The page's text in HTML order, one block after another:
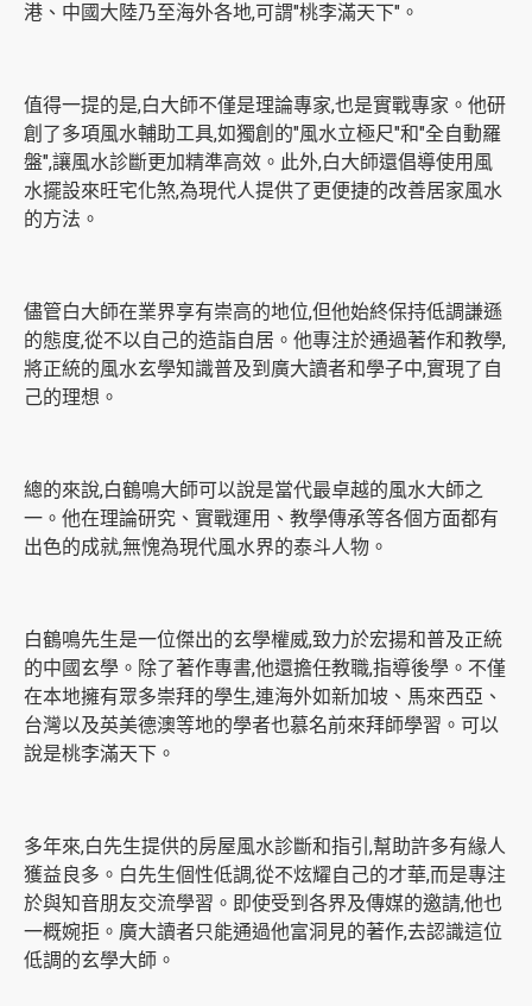
港、中國大陸乃至海外各地,可謂"桃李滿天下"。
值得一提的是,白大師不僅是理論專家,也是實戰專家。他研
創了多項風水輔助工具,如獨創的"風水立極尺"和"全自動羅
盤",讓風水診斷更加精準高效。此外,白大師還倡導使用風
水擺設來旺宅化煞,為現代人提供了更便捷的改善居家風水
的方法。
儘管白大師在業界享有崇高的地位,但他始終保持低調謙遜
的態度,從不以自己的造詣自居。他專注於通過著作和教學,
將正統的風水玄學知識普及到廣大讀者和學子中,實現了自
己的理想。
總的來說,白鶴鳴大師可以說是當代最卓越的風水大師之
一。他在理論研究、實戰運用、教學傳承等各個方面都有
出色的成就,無愧為現代風水界的泰斗人物。
白鶴鳴先生是一位傑出的玄學權威,致力於宏揚和普及正統
的中國玄學。除了著作專書,他還擔任教職,指導後學。不僅
在本地擁有眾多崇拜的學生,連海外如新加坡、馬來西亞、
台灣以及英美德澳等地的學者也慕名前來拜師學習。可以
說是桃李滿天下。
多年來,白先生提供的房屋風水診斷和指引,幫助許多有緣人
獲益良多。白先生個性低調,從不炫耀自己的才華,而是專注
於與知音朋友交流學習。即使受到各界及傳媒的邀請,他也
一概婉拒。廣大讀者只能通過他富洞見的著作,去認識這位
低調的玄學大師。